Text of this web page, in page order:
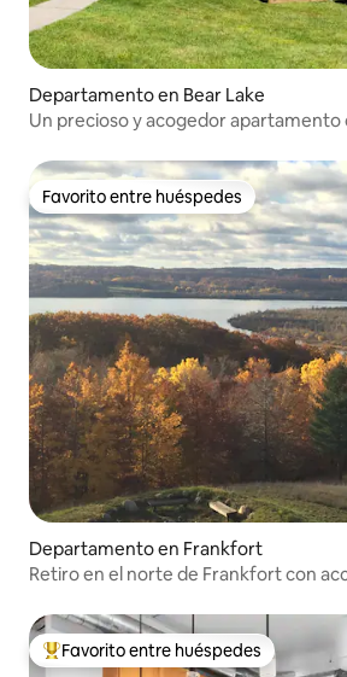
Departamento en Bear Lake
Un precioso y acogedor apartamento
Favorito entre huéspedes
Favorito entre huéspedes
Departamento en Frankfort
Retiro en el norte de Frankfort con
De los mejores en Favorito entre
Favorito entre huéspedes